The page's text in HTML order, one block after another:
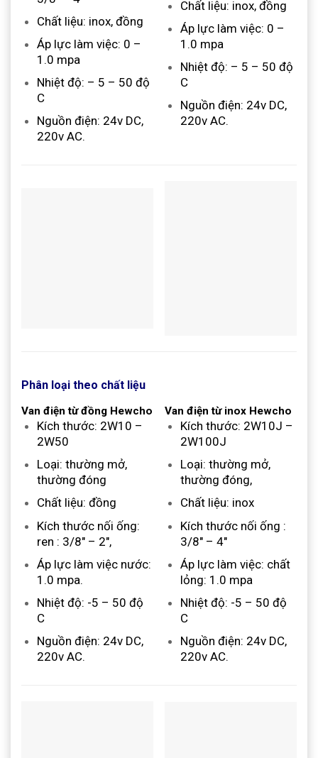
Chất liệu: inox, đồng
Áp lực làm việc: 0 –
1.0 mpa
Nhiệt độ: – 5 – 50 độ
C
Nguồn điện: 24v DC,
220v AC.
Chất liệu: inox, đồng
Áp lực làm việc: 0 –
1.0 mpa
Nhiệt độ: – 5 – 50 độ
C
Nguồn điện: 24v DC,
220v AC.
Phân loại theo chất liệu
Van điện từ đồng Hewcho
Kích thước: 2W10 –
2W50
Loại: thường mở,
thường đóng
Chất liệu: đồng
Kích thước nối ống:
ren : 3/8″ – 2″,
Áp lực làm việc nước:
1.0 mpa.
Nhiệt độ: -5 – 50 độ
C
Nguồn điện: 24v DC,
220v AC.
Van điện từ inox Hewcho
Kích thước: 2W10J –
2W100J
Loại: thường mở,
thường đóng,
Chất liệu: inox
Kích thước nối ống :
3/8″ – 4″
Áp lực làm việc: chất
lỏng: 1.0 mpa
Nhiệt độ: -5 – 50 độ
C
Nguồn điện: 24v DC,
220v AC.